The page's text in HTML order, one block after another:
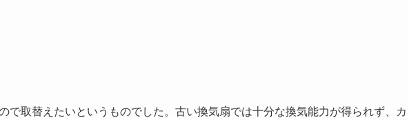
で取替えたいというものでした。古い換気扇では十分な換気能力が得られず、カ